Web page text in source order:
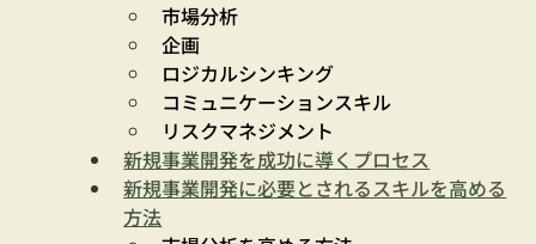
市場分析
企画
ロジカルシンキング
コミュニケーションスキル
リスクマネジメント
新規事業開発を成功に導くプロセス
新規事業開発に必要とされるスキルを高める
方法